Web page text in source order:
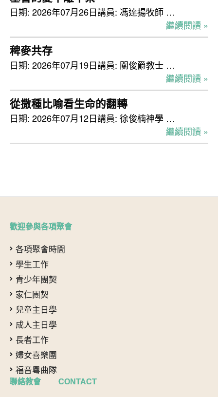
日期: 2026年07月26日講員: 馮達揚牧師 …
繼續閱讀 »
稗麥共存
日期: 2026年07月19日講員: 關俊爵教士 …
繼續閱讀 »
從撒種比喻看生命的翻轉
日期: 2026年07月12日講員: 徐俊楠神學 …
繼續閱讀 »
歡迎參與各項聚會
各項聚會時間
學生工作
青少年團契
家仁團契
兒童主日學
成人主日學
長者工作
婦女喜樂團
福音粵曲隊
聯絡教會 CONTACT